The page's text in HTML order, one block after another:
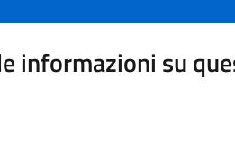
informazioni su